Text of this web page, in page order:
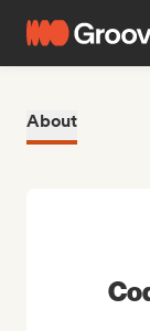
About